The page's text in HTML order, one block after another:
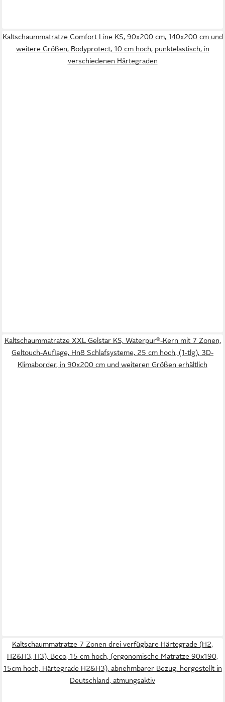
Kaltschaummatratze Comfort Line KS, 90x200 cm, 140x200 cm und
weitere Größen, Bodyprotect, 10 cm hoch, punktelastisch, in
verschiedenen Härtegraden
Kaltschaummatratze XXL Gelstar KS, Waterpur®-Kern mit 7 Zonen,
Geltouch-Auflage, Hn8 Schlafsysteme, 25 cm hoch, (1-tlg), 3D-
Klimaborder, in 90x200 cm und weiteren Größen erhältlich
Kaltschaummatratze 7 Zonen drei verfügbare Härtegrade (H2,
H2&H3, H3), Beco, 15 cm hoch, (ergonomische Matratze 90x190,
15cm hoch, Härtegrade H2&H3), abnehmbarer Bezug, hergestellt in
Deutschland, atmungsaktiv